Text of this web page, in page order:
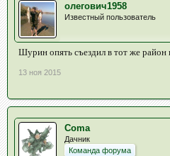
олегович1958
Известный пользователь
Шурин опять съездил в тот же район
13 ноя 2015
Coma
Дачник
Команда форума